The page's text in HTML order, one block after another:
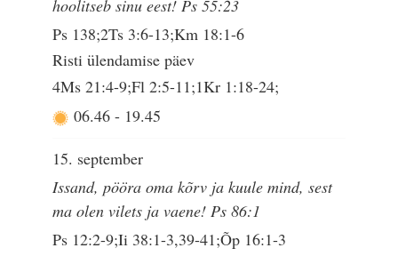
hoolitseb sinu eest! Ps 55:23
Ps 138;2Ts 3:6-13;Km 18:1-6
Risti ülendamise päev
4Ms 21:4-9;Fl 2:5-11;1Kr 1:18-24;
06.46 - 19.45
15. september
Issand, pööra oma kõrv ja kuule mind, sest
ma olen vilets ja vaene! Ps 86:1
Ps 12:2-9;Ii 38:1-3,39-41;Õp 16:1-3